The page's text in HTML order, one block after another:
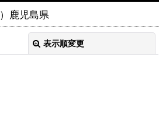
鹿児島県
表示順変更